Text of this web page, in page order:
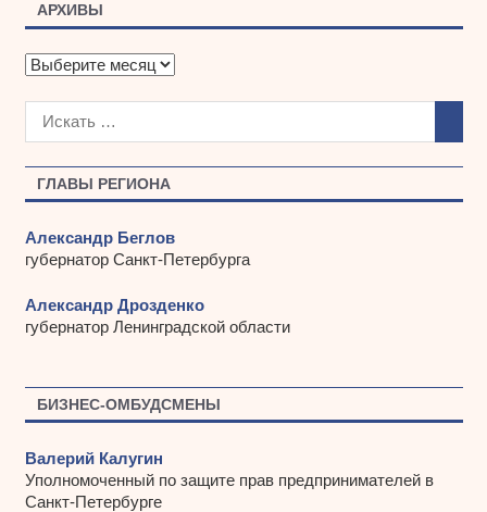
ГЛАВЫ РЕГИОНА
Александр Беглов
губернатор Санкт-Петербурга
Александр Дрозденко
губернатор Ленинградской области
БИЗНЕС-ОМБУДСМЕНЫ
Валерий Калугин
Уполномоченный по защите прав предпринимателей в
Санкт-Петербурге
АРХИВЫ
А
х
ы